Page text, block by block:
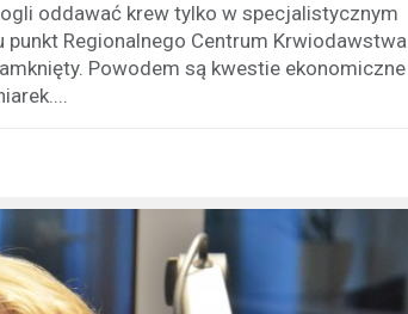
oddawać krew tylko w specjalistycznym
Regionalnego Centrum Krwiodawstwa
Powodem są kwestie ekonomiczne